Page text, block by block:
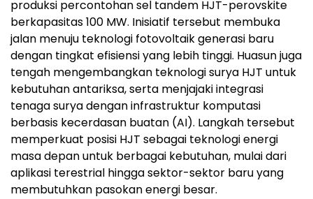
produksi percontohan sel tandem HJT-perovskite
berkapasitas 100 MW. Inisiatif tersebut membuka
jalan menuju teknologi fotovoltaik generasi baru
dengan tingkat efisiensi yang lebih tinggi. Huasun juga
tengah mengembangkan teknologi surya HJT untuk
kebutuhan antariksa, serta menjajaki integrasi
tenaga surya dengan infrastruktur komputasi
berbasis kecerdasan buatan (AI). Langkah tersebut
memperkuat posisi HJT sebagai teknologi energi
masa depan untuk berbagai kebutuhan, mulai dari
aplikasi terestrial hingga sektor-sektor baru yang
membutuhkan pasokan energi besar.